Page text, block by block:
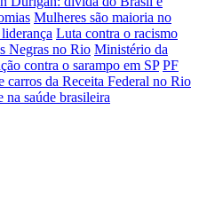
Mulheres são maioria no
Luta contra o racismo
Negras no Rio Ministério da
contra o sarampo em SP PF
carros da Receita Federal no Rio
na saúde brasileira